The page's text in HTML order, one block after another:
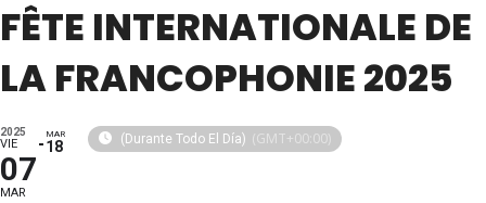
FÊTE INTERNATIONALE DE
LA FRANCOPHONIE 2025
2025
VIE
07
MAR
MAR
18 (Durante Todo El Día) (GMT+00:00)